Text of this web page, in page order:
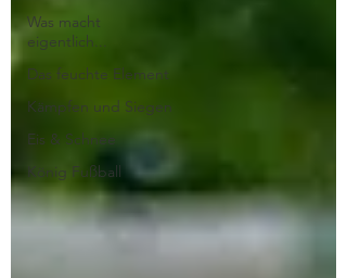
Was macht
eigentlich...
Das feuchte Element
Kämpfen und Siegen
Eis & Schnee
König Fußball